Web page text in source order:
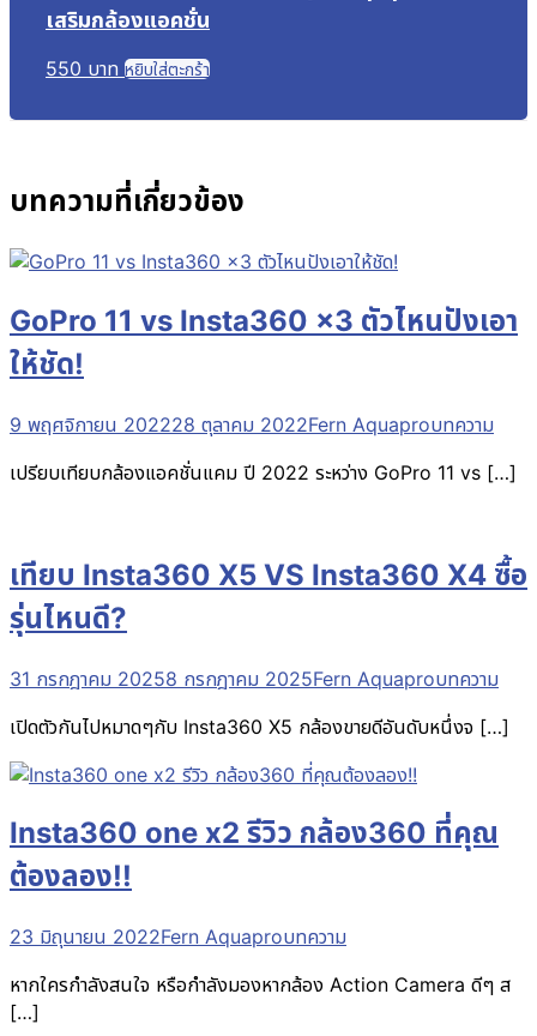
เสริมกล้องแอคชั่น
550 บาท หยิบใส่ตะกร้า
บทความที่เกี่ยวข้อง
GoPro 11 vs Insta360 x3 ตัวไหนปังเอา
ให้ชัด!
9 พฤศจิกายน 202228 ตุลาคม 2022Fern Aquaproบทความ
เปรียบเทียบกล้องแอคชั่นแคม ปี 2022 ระหว่าง GoPro 11 vs […]
เทียบ Insta360 X5 VS Insta360 X4 ซื้อ
รุ่นไหนดี?
31 กรกฎาคม 20258 กรกฎาคม 2025Fern Aquaproบทความ
เปิดตัวกันไปหมาดๆกับ Insta360 X5 กล้องขายดีอันดับหนึ่งจ […]
Insta360 one x2 รีวิว กล้อง360 ที่คุณ
ต้องลอง!!
23 มิถุนายน 2022Fern Aquaproบทความ
หากใครกำลังสนใจ หรือกำลังมองหากล้อง Action Camera ดีๆ ส
[…]